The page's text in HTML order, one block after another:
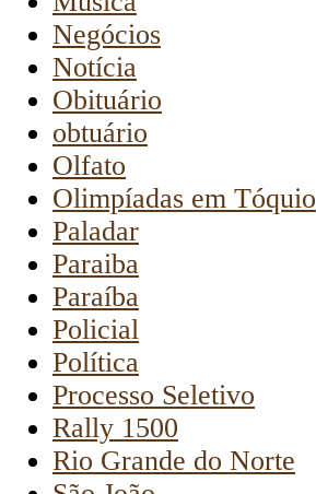
Negócios
Notícia
Obituário
obtuário
Olfato
Olimpíadas em Tóquio
Paladar
Paraiba
Paraíba
Policial
Política
Processo Seletivo
Rally 1500
Rio Grande do Norte